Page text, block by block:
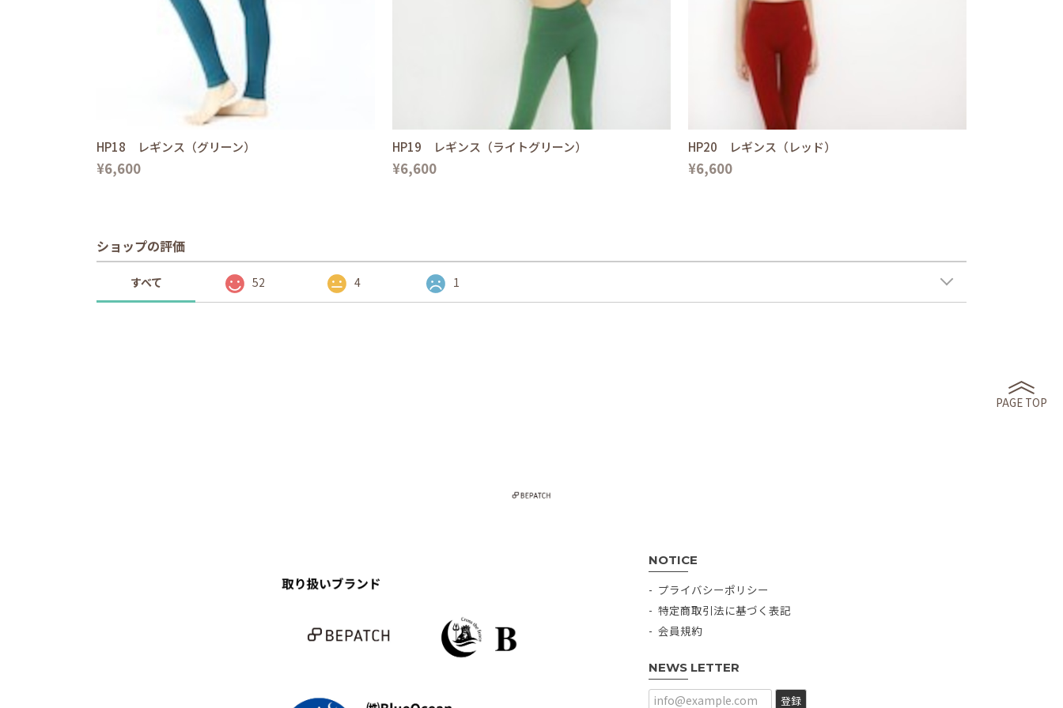
HP18 レギンス（グリーン）
¥6,600
HP19 レギンス（ライトグリーン）
¥6,600
HP20 レギンス（レッド）
¥6,600
ショップの評価
すべて 52 4 1
PAGE TOP
NOTICE
プライバシーポリシー
特定商取引法に基づく表記
会員規約
NEWS LETTER
登録